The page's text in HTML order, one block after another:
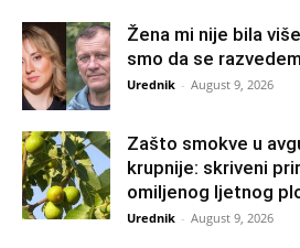
Žena mi nije bila
smo da se
Urednik - August 9, 2026
Zašto smokve u
krupnije: skriveni
omiljenog ljetnog
Urednik - August 9, 2026